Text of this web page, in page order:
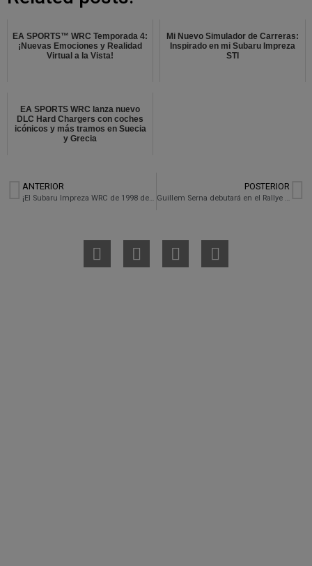
EA SPORTS™ WRC Temporada 4:
¡Nuevas Emociones y Realidad
Virtual a la Vista!
Mi Nuevo Simulador de Carreras:
Inspirado en mi Subaru Impreza
STI
EA SPORTS WRC lanza nuevo
DLC Hard Chargers con coches
icónicos y más tramos en Suecia
y Grecia
ANTERIOR
¡El Subaru Impreza WRC de 1998 de Colin McRae llega a Gran Turismo 7 junto con nuevas físicas mejoradas!
POSTERIOR
Guillem Serna debutará en el Rallye Villa de Llanes 2024 con su Subaru